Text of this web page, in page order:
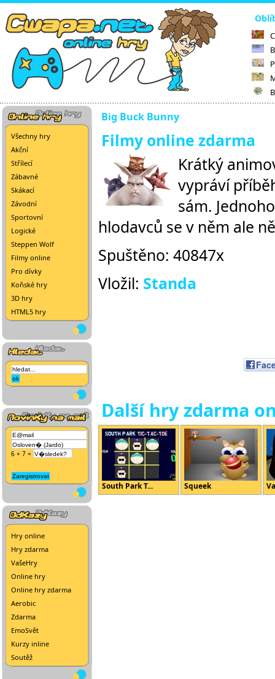
Všechny hry
Akční
Střílecí
Zábavné
Skákací
Závodní
Sportovní
Logické
Steppen Wolf
Filmy online
Pro dívky
Koňské hry
3D hry
HTML5 hry
6 + 7 =
Hry online
Hry zdarma
VašeHry
Online hry
Online hry zdarma
Aerobic
Zdarma
EmoSvět
Kurzy inline
Soutěž
Big Buck Bunny
Filmy online zdarma
Krátký
vypráví
sám.
hlodavců se v něm ale
Spuštěno: 40847x
Vložil: Standa
Další hry zdarma
South Park T... Squeek